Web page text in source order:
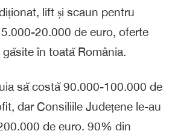
lift și scaun pentru
20.000 de euro, oferte
în toată România.
să costă 90.000-100.000 de
dar Consiliile Județene le-au
de euro. 90% din